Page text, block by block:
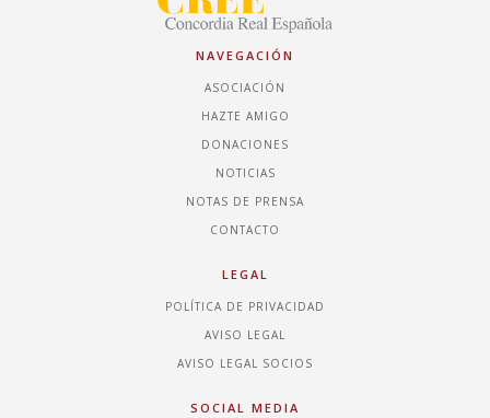
NAVEGACIÓN
ASOCIACIÓN
HAZTE AMIGO
DONACIONES
NOTICIAS
NOTAS DE PRENSA
CONTACTO
LEGAL
POLÍTICA DE PRIVACIDAD
AVISO LEGAL
AVISO LEGAL SOCIOS
SOCIAL MEDIA